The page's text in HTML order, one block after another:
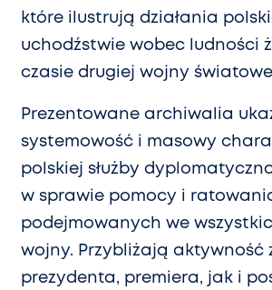
które ilustrują działania
uchodźstwie wobec ludności
czasie drugiej wojny
Prezentowane archiwalia
systemowość i masowy
polskiej służby
w sprawie pomocy i
podejmowanych we
wojny. Przybliżają aktywność
prezydenta, premiera, jak i